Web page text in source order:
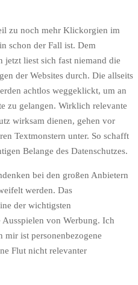
zu noch mehr Klickorgien im
schon der Fall ist. Dem
jetzt liest sich fast niemand die
der Websites durch. Die allseits
achtlos weggeklickt, um an
zu gelangen. Wirklich relevante
wirksam dienen, gehen vor
Textmonstern unter. So schafft
Belange des Datenschutzes.
bei den großen Anbietern
werden. Das
der wichtigsten
von Werbung. Ich
ist personenbezogene
Flut nicht relevanter